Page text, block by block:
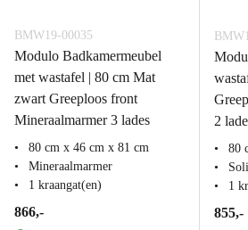
BMW19-00035
Modulo Badkamermeubel
met wastafel | 80 cm Mat
zwart Greeploos front
Mineraalmarmer 3 lades
80 cm x 46 cm x 81 cm
Mineraalmarmer
1 kraangat(en)
866,-
2
80
1
855,-